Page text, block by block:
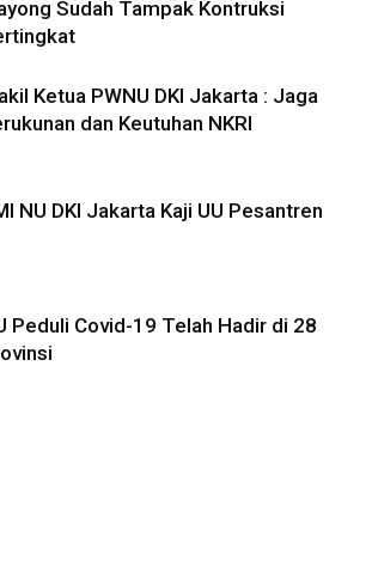
Sudah Tampak Kontruksi
Ketua PWNU DKI Jakarta : Jaga
dan Keutuhan NKRI
NU DKI Jakarta Kaji UU Pesantren
Peduli Covid-19 Telah Hadir di 28